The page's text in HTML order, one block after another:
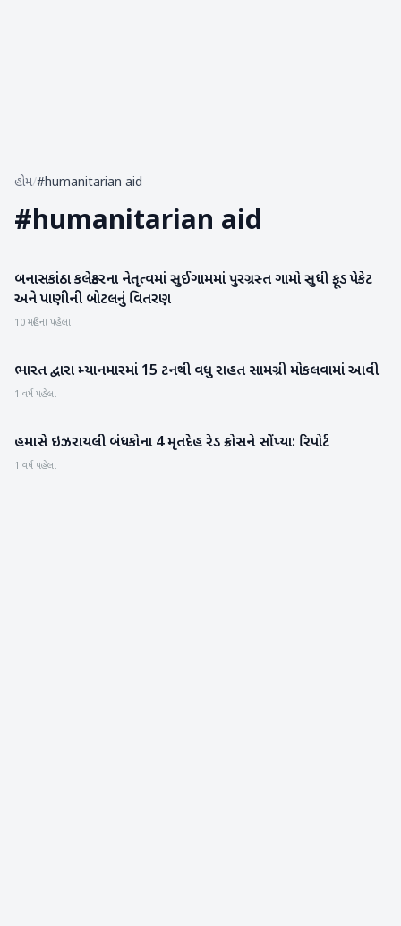
હોમ/#humanitarian aid
#humanitarian aid
બનાસકાંઠા
બનાસકાંઠા કલેક્ટરના નેતૃત્વમાં સુઈગામમાં પુરગ્રસ્ત ગામો સુધી ફૂડ પેકેટ
અને પાણીની બોટલનું વિતરણ
10 મહિના પહેલા
રાષ્ટ્રીય
ભારત દ્વારા મ્યાનમારમાં 15 ટનથી વધુ રાહત સામગ્રી મોકલવામાં આવી
1 વર્ષ પહેલા
આંતરરાષ્ટ્રીય
હમાસે ઇઝરાયલી બંધકોના 4 મૃતદેહ રેડ ક્રોસને સોંપ્યા: રિપોર્ટ
1 વર્ષ પહેલા